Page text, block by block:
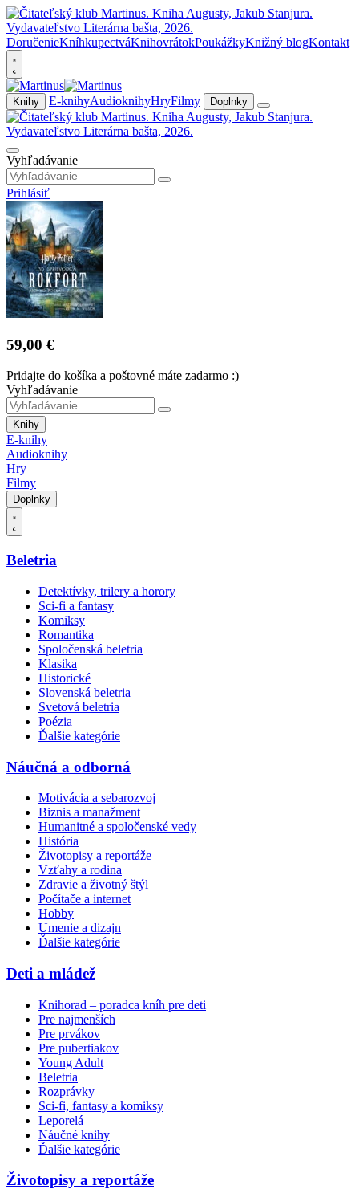
DoručenieKníhkupectváKnihovrátokPoukážkyKnižný blogKontakt
Knihy E-knihyAudioknihyHryFilmy Doplnky
Vyhľadávanie
Prihlásiť
59,00 €
Pridajte do košíka a poštovné máte zadarmo :)
Vyhľadávanie
Knihy
E-knihy
Audioknihy
Hry
Filmy
Doplnky
Beletria
Detektívky, trilery a horory
Sci-fi a fantasy
Komiksy
Romantika
Spoločenská beletria
Klasika
Historické
Slovenská beletria
Svetová beletria
Poézia
Ďalšie kategórie
Náučná a odborná
Motivácia a sebarozvoj
Biznis a manažment
Humanitné a spoločenské vedy
História
Životopisy a reportáže
Vzťahy a rodina
Zdravie a životný štýl
Počítače a internet
Hobby
Umenie a dizajn
Ďalšie kategórie
Deti a mládež
Knihorad – poradca kníh pre deti
Pre najmenších
Pre prvákov
Pre pubertiakov
Young Adult
Beletria
Rozprávky
Sci-fi, fantasy a komiksy
Leporelá
Náučné knihy
Ďalšie kategórie
Životopisy a reportáže